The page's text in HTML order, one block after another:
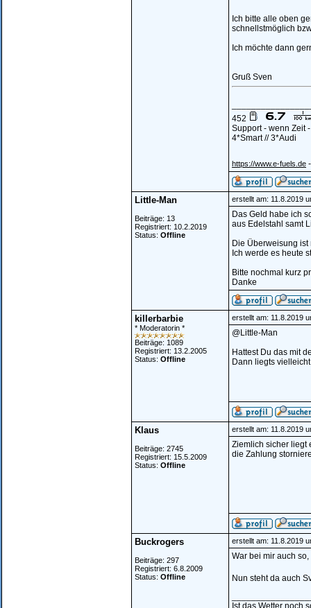
Ich bitte alle oben
schnellstmöglich
Ich möchte dann
Gruß Sven
452
Support - wenn Zeit
4*Smart // 3*Audi
https://www.e-fuels.de
Little-Man
Beiträge: 13
Registriert: 10.2.2019
Status: Offline
erstellt am: 11.8.2019
Das Geld habe ich
aus Edelstahl samt
Die Überweisung
Ich werde es heute
Bitte nochmal kurz
Danke
killerbarbie
* Moderatorin *
Beiträge: 1089
Registriert: 13.2.2005
Status: Offline
erstellt am: 11.8.2019
@Little-Man
Hattest Du das mit
Dann liegts
Klaus
Beiträge: 2745
Registriert: 15.5.2009
Status: Offline
erstellt am: 11.8.2019
Ziemlich sicher liegt
die Zahlung
Buckrogers
Beiträge: 297
Registriert: 6.8.2009
Status: Offline
erstellt am: 11.8.2019
War bei mir auch
Nun steht da auch
Ist das Wetter noch